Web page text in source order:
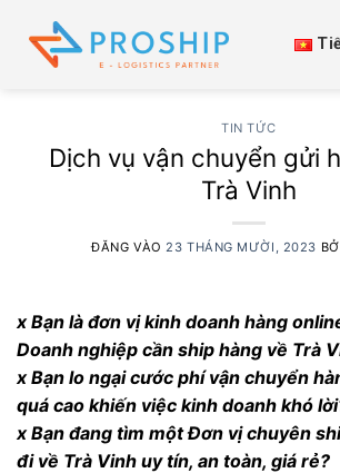
qua
TIN TỨC
Dịch vụ vận chuyển gửi
Trà Vinh
ĐĂNG VÀO 23 THÁNG MƯỜI, 2023
x Bạn là đơn vị kinh doanh hàng
Doanh nghiệp cần ship hàng về Trà
x Bạn lo ngại cước phí vận chuyển
quá cao khiến việc kinh doanh khó
x Bạn đang tìm một Đơn vị chuyên
đi về Trà Vinh uy tín, an toàn, giá rẻ?